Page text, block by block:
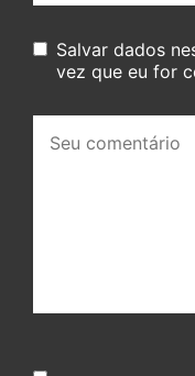
Salvar dados
vez que eu for
comentário: